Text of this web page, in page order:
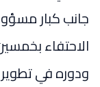
جانب كبار
الاحتفاء
ودوره في